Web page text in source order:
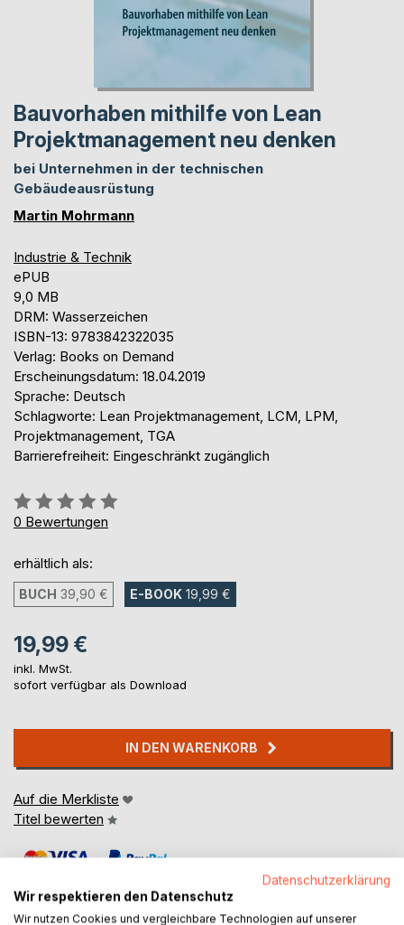
Bauvorhaben mithilfe von Lean
Projektmanagement neu denken
bei Unternehmen in der technischen
Gebäudeausrüstung
Martin Mohrmann
Industrie & Technik
ePUB
9,0 MB
DRM: Wasserzeichen
ISBN-13: 9783842322035
Verlag: Books on Demand
Erscheinungsdatum: 18.04.2019
Sprache: Deutsch
Schlagworte: Lean Projektmanagement, LCM, LPM,
Projektmanagement, TGA
Barrierefreiheit: Eingeschränkt zugänglich
Bewertung::
0%
0 Bewertungen
erhältlich als:
BUCH 39,90 € E-BOOK 19,99 €
19,99 €
inkl. MwSt.
sofort verfügbar als Download
IN DEN WARENKORB
Auf die Merkliste
Titel bewerten
Datenschutzerklärung
Wir respektieren den Datenschutz
Wir nutzen Cookies und vergleichbare Technologien auf unserer